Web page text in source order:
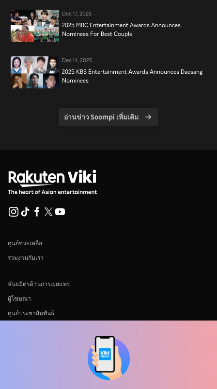
Dec 17, 2025
2025 MBC Entertainment Awards Announces
Nominees For Best Couple
Dec 14, 2025
2025 KBS Entertainment Awards Announces Daesang
Nominees
อ่านข่าว Soompi เพิ่มเติม
ศูนย์ช่วยเหลือ
ร่วมงานกับเรา
พันธมิตรด้านการเผยแพร่
ผู้โฆษณา
ศูนย์ประชาสัมพันธ์
นโยบายเกี่ยวกับคุกกี้และเทคโนโลยีการติดตาม